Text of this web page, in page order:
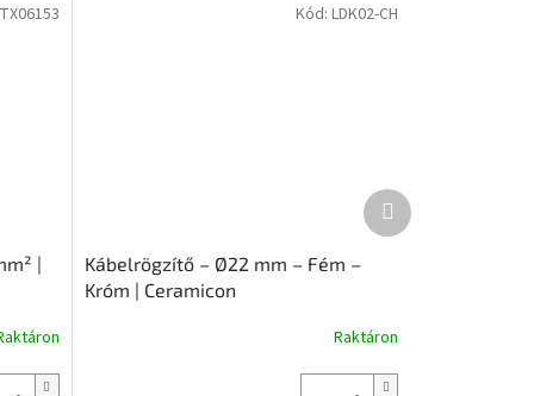
|
TX06153
Kábelrögzítő – Ø22 mm – Fém –
Króm | Ceramicon
Raktáron
Kód: LDK02-CH
Következő
termék